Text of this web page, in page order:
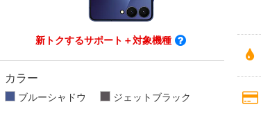
新トクするサポート＋対象機種
カラー
ブルーシャドウ ジェットブラック